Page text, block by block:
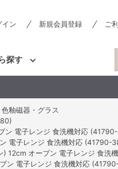
イン 新規会員登録 ご
探す
釉磁器・グラス
ン 電子レンジ 食洗機対応
電子レンジ 食洗機対応 (41790-
12cm オーブン 電子レンジ 食洗
ン 電子レンジ 食洗機対応